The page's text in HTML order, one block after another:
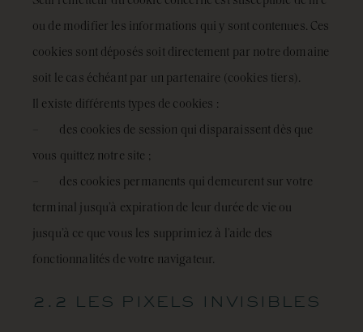
ou de modifier les informations qui y sont contenues. Ces
cookies sont déposés soit directement par notre domaine
soit le cas échéant par un partenaire (cookies tiers).
Il existe différents types de cookies :
– des cookies de session qui disparaissent dès que
vous quittez notre site ;
– des cookies permanents qui demeurent sur votre
terminal jusqu’à expiration de leur durée de vie ou
jusqu’à ce que vous les supprimiez à l’aide des
fonctionnalités de votre navigateur.
2.2 LES PIXELS INVISIBLES